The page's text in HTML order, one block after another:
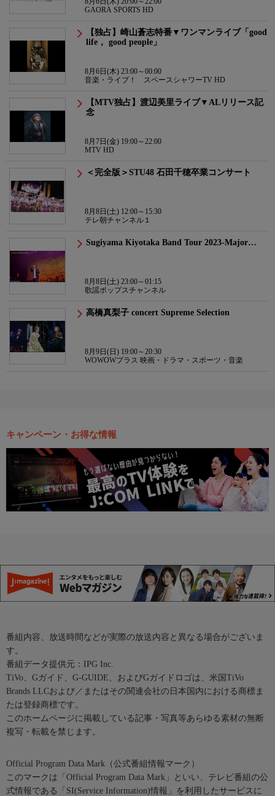
GAORA SPORTS HD
【独占】崎山蒼志特番▼ワンマンライブ「good
life， good people」
8月6日(木) 23:00～00:00
音楽・ライブ！ スペースシャワーTV HD
【MTV独占】渡辺美里ライブ▼ALリリース記
念
8月7日(金) 19:00～22:00
MTV HD
＜完全版＞STU48 石田千穂卒業コンサート
8月8日(土) 12:00～15:30
テレ朝チャンネル１
Sugiyama Kiyotaka Band Tour 2023-Major…
8月8日(土) 23:00～01:15
歌謡ポップスチャンネル
高橋真梨子 concert Supreme Selection
8月9日(日) 19:00～20:30
WOWOWプラス 映画・ドラマ・スポーツ・音楽
キャンペーン・お得な情報
番組内容、放送時間などが実際の放送内容と異なる場合がございま
す。
番組データ提供元：IPG Inc.
TiVo、Gガイド、G-GUIDE、およびGガイドロゴは、米国TiVo
Brands LLCおよび／またはその関連会社の日本国内における商標ま
たは登録商標です。
このホームページに掲載している記事・写真等あらゆる素材の無断
複写・転載を禁じます。
Official Program Data Mark（公式番組情報マーク）
このマークは「Official Program Data Mark」といい、テレビ番組の公
式情報である「SI(Service Information)情報」を利用したサービスに